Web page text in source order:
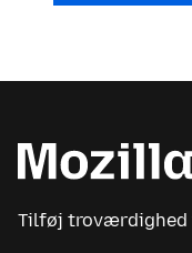
Tilføj troværdighed